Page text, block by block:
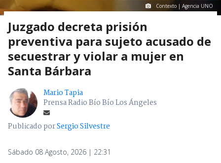
Contexto | Agencia UNO
Juzgado decreta prisión
preventiva para sujeto acusado de
secuestrar y violar a mujer en
Santa Bárbara
Mario Tapia
Prensa Radio Bío Bío Los Ángeles
Publicado porSergio Silvestre
Sábado 08 Agosto, 2026 | 22:31